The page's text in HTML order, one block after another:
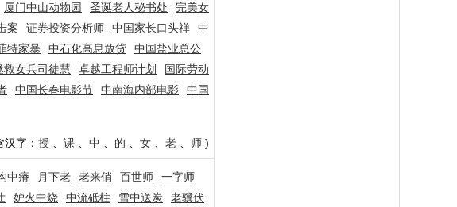
厦门中山动物园 圣诞老人秘书处
完美女
案 证券投资分析师 中国家长口头禅
中
特家暴 中石化高息放贷
中国盐业总公
救女兵司徒慧 卓越工程师计划
国际劳动
中国长春电影节 中南海内部电影
中国
汉字： 授 课 中 的 女 老 师 )
中瘠 月下老 老来俏 百世师
一字师
妒火中烧 中流砥柱 雪中送炭 老骥伏